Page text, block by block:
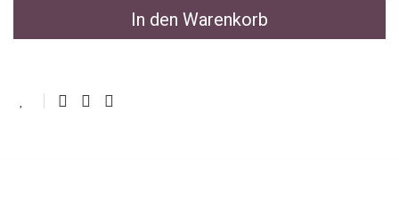
In den Warenkorb